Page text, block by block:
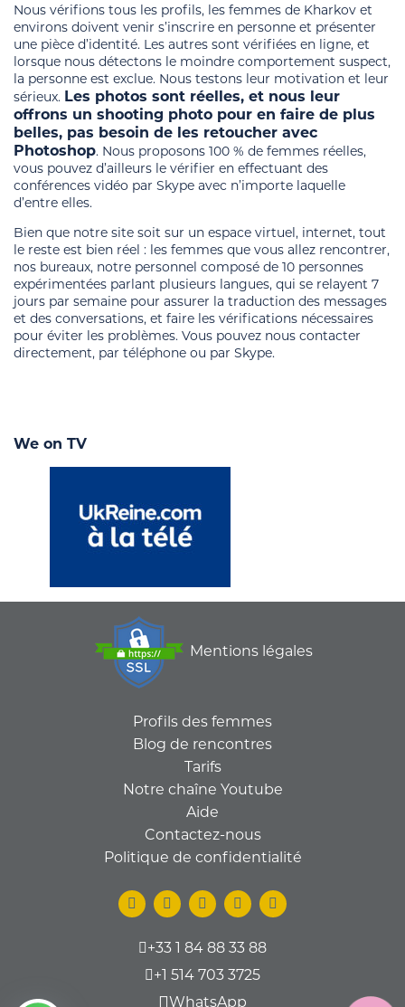
Nous vérifions tous les profils, les femmes de Kharkov et
environs doivent venir s’inscrire en personne et présenter
une pièce d’identité. Les autres sont vérifiées en ligne, et
lorsque nous détectons le moindre comportement suspect,
la personne est exclue. Nous testons leur motivation et leur
sérieux. Les photos sont réelles, et nous leur
offrons un shooting photo pour en faire de plus
belles, pas besoin de les retoucher avec
Photoshop. Nous proposons 100 % de femmes réelles,
vous pouvez d’ailleurs le vérifier en effectuant des
conférences vidéo par Skype avec n’importe laquelle
d’entre elles.
Bien que notre site soit sur un espace virtuel, internet, tout
le reste est bien réel : les femmes que vous allez rencontrer,
nos bureaux, notre personnel composé de 10 personnes
expérimentées parlant plusieurs langues, qui se relayent 7
jours par semaine pour assurer la traduction des messages
et des conversations, et faire les vérifications nécessaires
pour éviter les problèmes. Vous pouvez nous contacter
directement, par téléphone ou par Skype.
We on TV
Mentions légales
Profils des femmes
Blog de rencontres
Tarifs
Notre chaîne Youtube
Aide
Contactez-nous
Politique de confidentialité
+33 1 84 88 33 88
+1 514 703 3725
WhatsApp